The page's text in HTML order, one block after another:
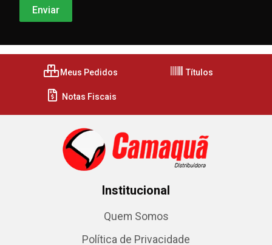
Meus Pedidos Títulos
Notas Fiscais
Institucional
Quem Somos
Política de Privacidade